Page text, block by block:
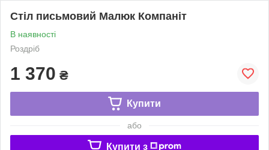
Стіл письмовий Малюк Компаніт
В наявності
Роздріб
1 370 ₴
Купити
або
Купити з